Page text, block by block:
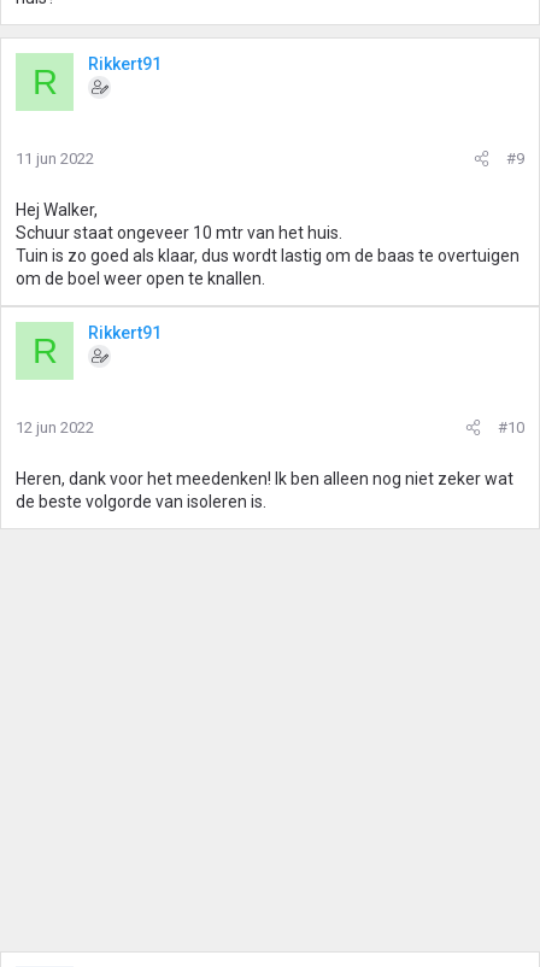
R Rikkert91
11 jun 2022 #9
Hej Walker,
Schuur staat ongeveer 10 mtr van het huis.
Tuin is zo goed als klaar, dus wordt lastig om de baas te overtuigen
om de boel weer open te knallen.
R Rikkert91
12 jun 2022 #10
Heren, dank voor het meedenken! Ik ben alleen nog niet zeker wat
de beste volgorde van isoleren is.